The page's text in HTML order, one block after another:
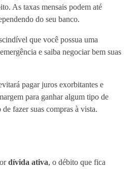
As taxas mensais podem até
do seu banco.
que você possua uma
e saiba negociar bem suas
pagar juros exorbitantes e
para ganhar algum tipo de
fazer suas compras à vista.
dívida ativa, o débito que fica